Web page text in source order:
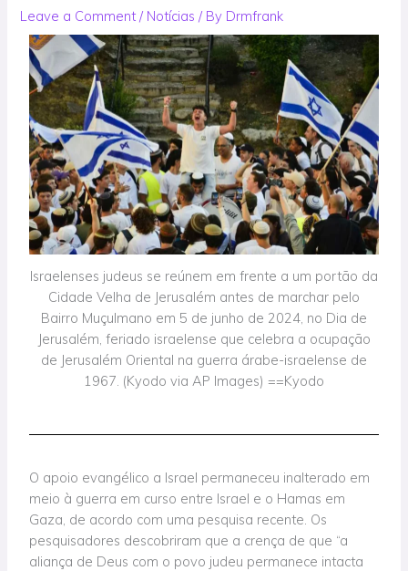
Leave a Comment / Notícias / By Drmfrank
Israelenses judeus se reúnem em frente a um portão da
Cidade Velha de Jerusalém antes de marchar pelo
Bairro Muçulmano em 5 de junho de 2024, no Dia de
Jerusalém, feriado israelense que celebra a ocupação
de Jerusalém Oriental na guerra árabe-israelense de
1967. (Kyodo via AP Images) ==Kyodo
O apoio evangélico a Israel permaneceu inalterado em
meio à guerra em curso entre Israel e o Hamas em
Gaza, de acordo com uma pesquisa recente. Os
pesquisadores descobriram que a crença de que “a
aliança de Deus com o povo judeu permanece intacta